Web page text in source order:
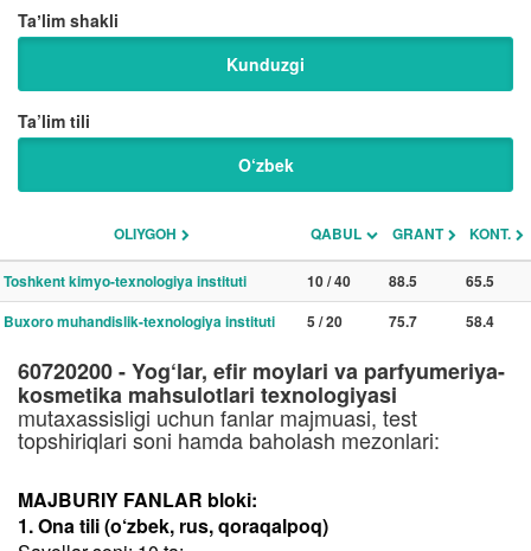
Taʼlim shakli
Kunduzgi
Ta’lim tili
O‘zbek
OLIYGOH QABUL GRANT KONT.
Toshkent kimyo-texnologiya instituti 10 / 40 88.5
65.5
Buxoro muhandislik-texnologiya instituti
5 / 20 75.7 58.4
60720200 - Yog‘lar, efir moylari va parfyumeriya-
kosmetika mahsulotlari texnologiyasi
mutaxassisligi uchun fanlar majmuasi, test
topshiriqlari soni hamda baholash mezonlari:
MAJBURIY FANLAR bloki:
1. Ona tili (o‘zbek, rus, qoraqalpoq)